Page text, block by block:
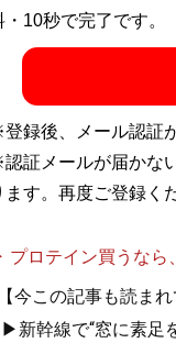
・10秒で完了です。
録後、メール認証
証メールが届かな
ます。再度ご登録く
プロテイン買うなら
【今この記事も読まれ
▶新幹線で“窓に素足